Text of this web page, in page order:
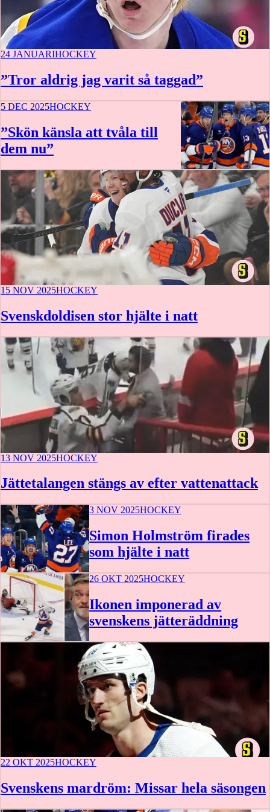
24 JANUARIHOCKEY
”Tror aldrig jag varit så taggad”
5 DEC 2025HOCKEY
”Skön känsla att tvåla till
dem nu”
15 NOV 2025HOCKEY
Svenskdoldisen stor hjälte i natt
13 NOV 2025HOCKEY
Jättetalangen stängs av efter vattenattack
3 NOV 2025HOCKEY
Simon Holmström firades
som hjälte i natt
26 OKT 2025HOCKEY
Ikonen imponerad av
svenskens jätteräddning
22 OKT 2025HOCKEY
Svenskens mardröm: Missar hela säsongen